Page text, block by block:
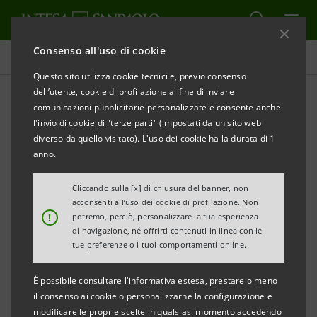
Consenso all'uso di cookie
Questo sito utilizza cookie tecnici e, previo consenso
dell’utente, cookie di profilazione al fine di inviare
comunicazioni pubblicitarie personalizzate e consente anche
l'invio di cookie di "terze parti" (impostati da un sito web
diverso da quello visitato). L'uso dei cookie ha la durata di 1
anno.
!
Cliccando sulla [x] di chiusura del banner, non
acconsenti all’uso dei cookie di profilazione. Non
potremo, perciò, personalizzare la tua esperienza
di navigazione, né offrirti contenuti in linea con le
tue preferenze o i tuoi comportamenti online.
È possibile consultare l'informativa estesa, prestare o meno
il consenso ai cookie o personalizzarne la configurazione e
modificare le proprie scelte in qualsiasi momento accedendo
Supporto alla transizione ESG
Investimenti attenti alla
sostenibilità
AGGIORNA
Attraverso le loro politiche di investimento, i
credito hanno sempre di più la capacità di
influenzare positivamente lo sviluppo della